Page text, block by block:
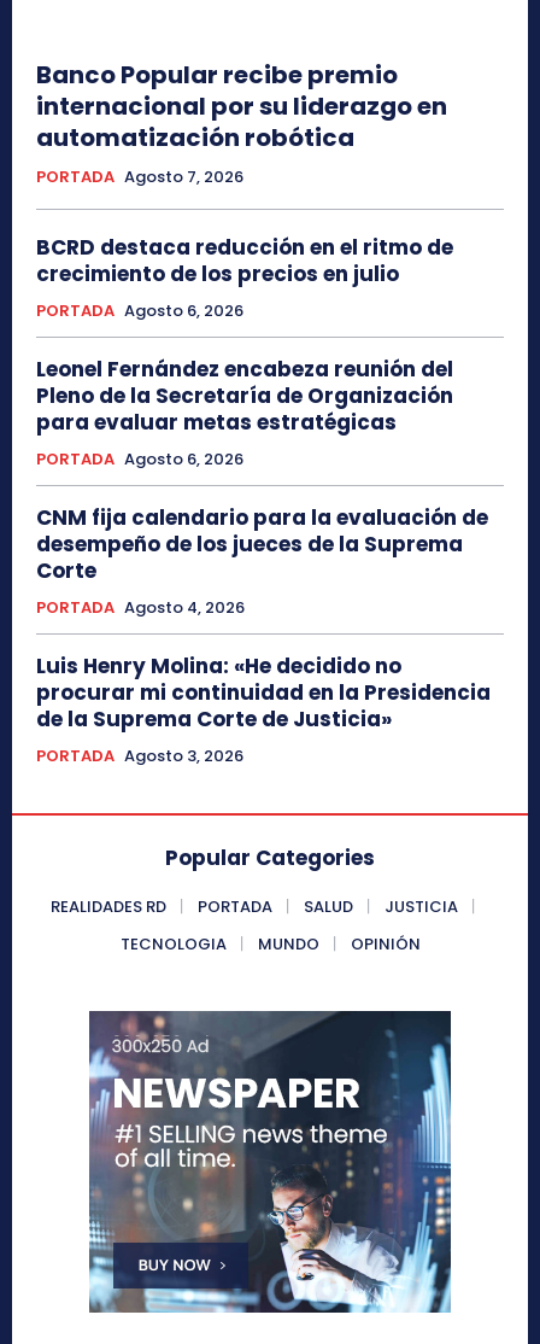
Banco Popular recibe premio
internacional por su liderazgo en
automatización robótica
PORTADA Agosto 7, 2026
BCRD destaca reducción en el ritmo de
crecimiento de los precios en julio
PORTADA Agosto 6, 2026
Leonel Fernández encabeza reunión del
Pleno de la Secretaría de Organización
para evaluar metas estratégicas
PORTADA Agosto 6, 2026
CNM fija calendario para la evaluación de
desempeño de los jueces de la Suprema
Corte
PORTADA Agosto 4, 2026
Luis Henry Molina: «He decidido no
procurar mi continuidad en la Presidencia
de la Suprema Corte de Justicia»
PORTADA Agosto 3, 2026
Popular Categories
REALIDADES RD PORTADA SALUD
JUSTICIA
TECNOLOGIA
MUNDO OPINIÓN